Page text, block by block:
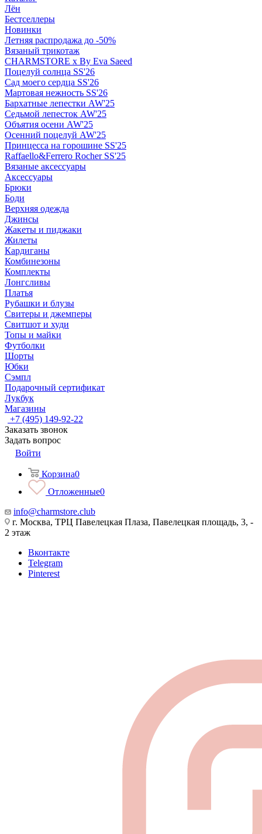
Лён
Бестселлеры
Новинки
Летняя распродажа до -50%
Вязаный трикотаж
CHARMSTORE х By Eva Saeed
Поцелуй солнца SS'26
Сад моего сердца SS'26
Мартовая нежность SS'26
Бархатные лепестки AW'25
Седьмой лепесток AW'25
Объятия осени AW'25
Осенний поцелуй AW'25
Принцесса на горошине SS'25
Raffaello&Ferrero Rocher SS'25
Вязаные аксессуары
Аксессуары
Брюки
Боди
Верхняя одежда
Джинсы
Жакеты и пиджаки
Жилеты
Кардиганы
Комбинезоны
Комплекты
Лонгсливы
Платья
Рубашки и блузы
Свитеры и джемперы
Свитшот и худи
Топы и майки
Футболки
Шорты
Юбки
Сэмпл
Подарочный сертификат
Лукбук
Магазины
+7 (495) 149-92-22
Заказать звонок
Задать вопрос
Войти
Корзина0
Отложенные0
info@charmstore.club
г. Москва, ТРЦ Павелецкая Плаза, Павелецкая площадь, 3, -
2 этаж
Вконтакте
Telegram
Pinterest